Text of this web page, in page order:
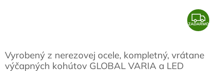
Z
A
ZADARMO
Vyrobený z nerezovej ocele, kompletný, vrátane
výčapných kohútov GLOBAL VARIA a LED